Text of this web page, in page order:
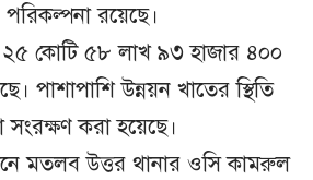
রয়েছে।
২৫ কোটি ৫৮ লাখ ৯৩ হাজার ৪০০
পাশাপাশি উন্নয়ন খাতের স্থিতি
সংরক্ষণ করা হয়েছে।
মতলব উত্তর থানার ওসি কামরুল